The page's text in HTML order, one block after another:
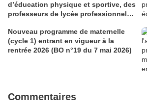
d’éducation physique et sportive, des
professeurs de lycée professionnel
certaines sections professionnelles,
et des conseillers principaux
d’éducation (Bulletin officiel spécial
Nouveau programme de maternelle
(cycle 1) entrant en vigueur à la
rentrée 2026 (BO n°19 du 7 mai 2026)
Commentaires